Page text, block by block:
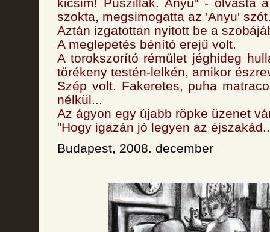
szokta, megsimogatta az 'Anyu'
Aztán izgatottan nyitott be a
A meglepetés bénító erejű volt.
A torokszorító rémület jéghideg
törékeny testén-lelkén, amikor
Szép volt. Fakeretes, puha
nélkül...
Az ágyon egy újabb röpke üzenet
"Hogy igazán jó legyen az
Budapest, 2008. december